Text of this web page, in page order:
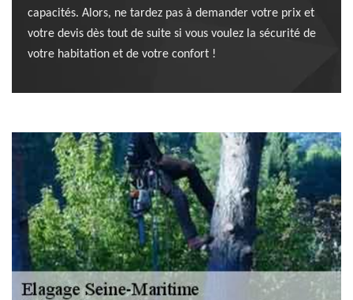
capacités. Alors, ne tardez pas à demander votre prix et
votre devis dès tout de suite si vous voulez la sécurité de
votre habitation et de votre confort !